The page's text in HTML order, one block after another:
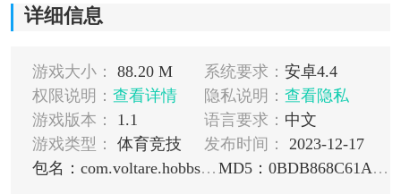
详细信息
游戏大小： 88.20 M 系统要求： 安卓4.4
权限说明： 查看详情 隐私说明： 查看隐私
游戏版本：
1.1 语言要求： 中文
游戏类型：
体育竞技 发布时间：
2023-12-17
包名：com.voltare.hobbsshaw
MD5：0BDB868C61A5534B6AD0B0086C4F5254